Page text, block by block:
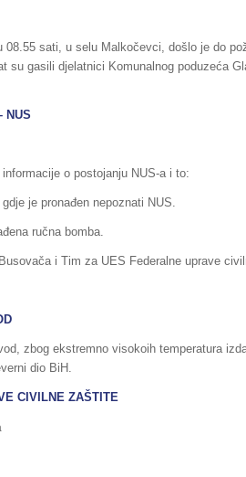
08.55 sati, u selu Malkočevci, došlo je do
su gasili djelatnici Komunalnog poduzeća
NUS
o postojanju NUS-a i to:
je pronađen nepoznati NUS.
ručna bomba.
i Tim za UES Federalne uprave
zbog ekstremno visokoih temperatura
dio BiH.
CIVILNE ZAŠTITE